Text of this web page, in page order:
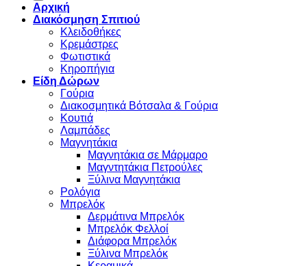
Αρχική
Διακόσμηση Σπιτιού
Κλειδοθήκες
Κρεμάστρες
Φωτιστικά
Κηροπήγια
Είδη Δώρων
Γούρια
Διακοσμητικά Βότσαλα & Γούρια
Κουτιά
Λαμπάδες
Μαγνητάκια
Μαγνητάκια σε Μάρμαρο
Μαγντητάκια Πετρούλες
Ξύλινα Μαγνητάκια
Ρολόγια
Μπρελόκ
Δερμάτινα Μπρελόκ
Μπρελόκ Φελλοί
Διάφορα Μπρελόκ
Ξύλινα Μπρελόκ